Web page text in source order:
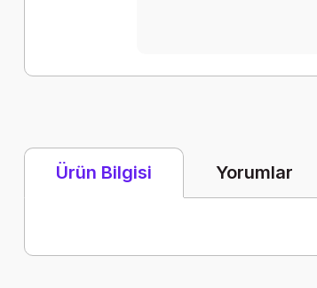
Ürün Bilgisi Yorumlar